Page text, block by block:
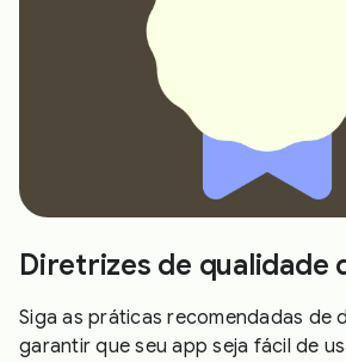
Diretrizes de qualidade
Siga as práticas recomendadas de
garantir que seu app seja fácil de